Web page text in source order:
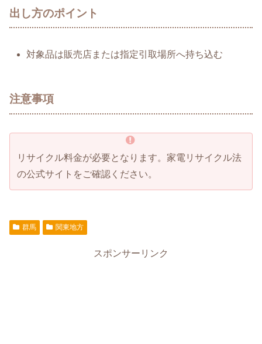
出し方のポイント
対象品は販売店または指定引取場所へ持ち込む
注意事項
リサイクル料金が必要となります。家電リサイクル法
の公式サイトをご確認ください。
群馬 関東地方
スポンサーリンク